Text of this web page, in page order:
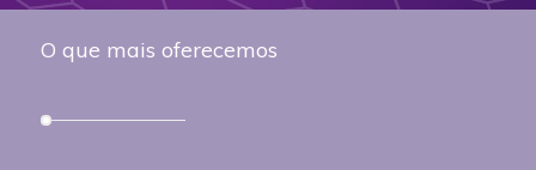
O que mais oferecemos